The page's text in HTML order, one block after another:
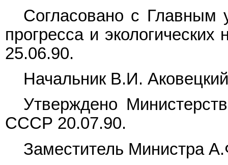
Согласовано с Главным
прогресса и
25.06.90.
Начальник В.И.
Утверждено
СССР 20.07.90.
Заместитель Министра